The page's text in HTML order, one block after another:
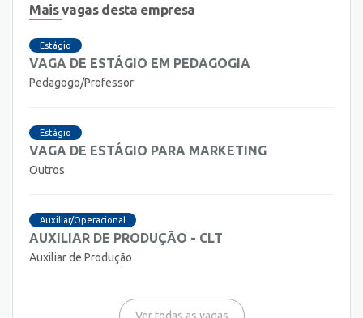
Mais vagas desta empresa
Estágio
VAGA DE ESTÁGIO EM PEDAGOGIA
Pedagogo/Professor
Estágio
VAGA DE ESTÁGIO PARA MARKETING
Outros
Auxiliar/Operacional
AUXILIAR DE PRODUÇÃO - CLT
Auxiliar de Produção